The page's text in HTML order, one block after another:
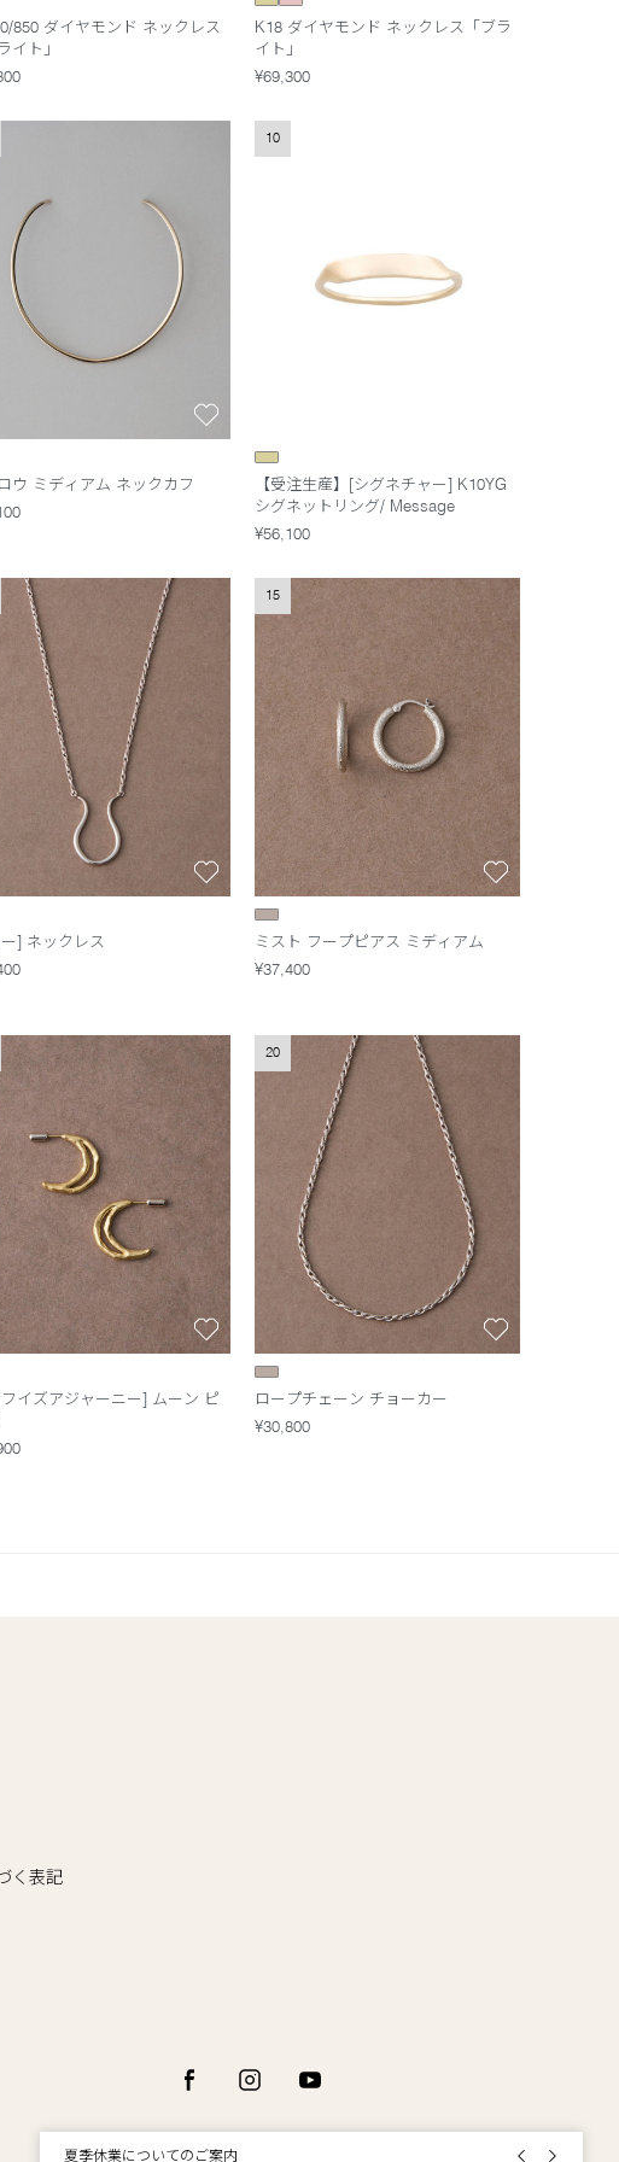
エコラッピング及びエコポイント付与のご案内
ご注文いただいたお品物のお届け状況について
夏季休業についてのご案内
WEB Limited Items >>
採用のご案内
悪質な偽サイトにご注意ください
エコラッピング及びエコポイント付与のご案内
ご注文いただいたお品物のお届け状況について
前の画像次の画像
850 ダイヤモンド ネックレス
イト」
K18 ダイヤモンド ネックレス「ブラ
イト」
¥69,300
ウ ミディアム ネックカフ
10
【受注生産】[シグネチャー] K10YG
シグネットリング/ Message
¥56,100
] ネックレス
15
ミスト フープピアス ミディアム
¥37,400
イズアジャーニー] ムーン ピ
20
ロープチェーン チョーカー
¥30,800
く表記